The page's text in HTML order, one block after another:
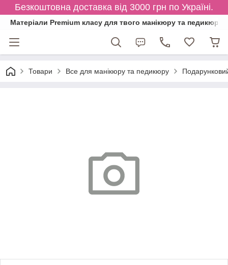
Безкоштовна доставка від 3000 грн по Україні.
Матеріали Premium класу для твого манікюру та педикюру
Товари Все для манікюру та педикюру